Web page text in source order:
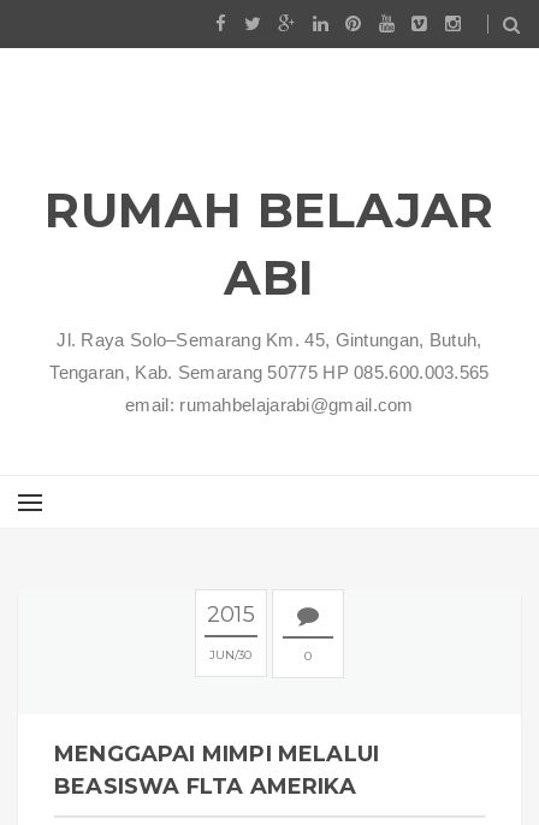
RUMAH BELAJAR
ABI
Jl. Raya Solo–Semarang Km. 45, Gintungan, Butuh,
Tengaran, Kab. Semarang 50775 HP 085.600.003.565
email: rumahbelajarabi@gmail.com
2015
JUN 30 0
MENGGAPAI MIMPI MELALUI
BEASISWA FLTA AMERIKA